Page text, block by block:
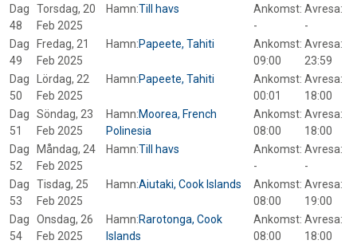
Dag
48
Torsdag, 20
Feb 2025
Hamn:Till havs
Ankomst:
-
Avresa:
-
Dag
49
Fredag, 21
Feb 2025
Hamn:Papeete, Tahiti
Ankomst:
09:00
Avresa:
23:59
Dag
50
Lördag, 22
Feb 2025
Hamn:Papeete, Tahiti
Ankomst:
00:01
Avresa:
18:00
Dag
51
Söndag, 23
Feb 2025
Hamn:Moorea, French
Polinesia
Ankomst:
08:00
Avresa:
18:00
Dag
52
Måndag, 24
Feb 2025
Hamn:Till havs
Ankomst:
-
Avresa:
-
Dag
53
Tisdag, 25
Feb 2025
Hamn:Aiutaki, Cook Islands
Ankomst:
08:00
Avresa:
19:00
Dag
54
Onsdag, 26
Feb 2025
Hamn:Rarotonga, Cook
Islands
Ankomst:
08:00
Avresa:
18:00